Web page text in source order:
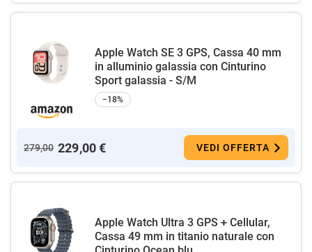
Apple Watch SE 3 GPS, Cassa 40 mm
in alluminio galassia con Cinturino
Sport galassia - S/M
−18%
279,00 229,00 € VEDI OFFERTA
Apple Watch Ultra 3 GPS + Cellular,
Cassa 49 mm in titanio naturale con